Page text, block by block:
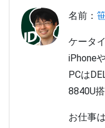
名前：
ケータ
iPhone
PCは
8840U
お仕事